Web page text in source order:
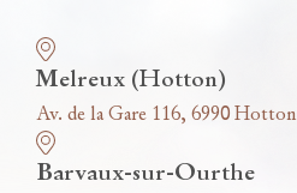
Melreux (Hotton)
Av. de la Gare 116, 6990 Hotton
Barvaux-sur-Ourthe